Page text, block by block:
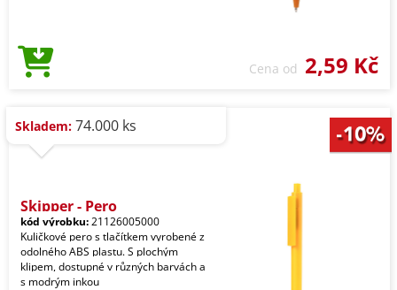
Cena od 2,59 Kč
Skladem: 74.000 ks
Skipper - Pero
kód výrobku:21126005000
Kuličkové pero s tlačítkem vyrobené z
odolného ABS plastu. S plochým
klipem, dostupné v různých barvách a
s modrým inkou